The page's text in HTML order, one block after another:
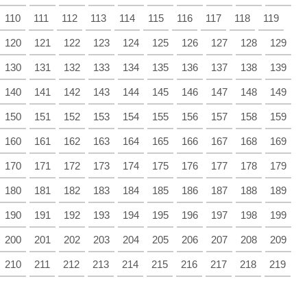
110 111 112 113 114 115 116 117 118 119
120 121 122 123 124 125 126 127 128 129
130 131 132 133 134 135 136 137 138 139
140 141 142 143 144 145 146 147 148 149
150 151 152 153 154 155 156 157 158 159
160 161 162 163 164 165 166 167 168 169
170 171 172 173 174 175 176 177 178 179
180 181 182 183 184 185 186 187 188 189
190 191 192 193 194 195 196 197 198 199
200 201 202 203 204 205 206 207 208 209
210 211 212 213 214 215 216 217 218 219